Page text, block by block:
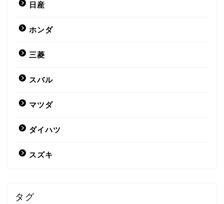
日産
ホンダ
三菱
スバル
マツダ
ダイハツ
スズキ
タグ